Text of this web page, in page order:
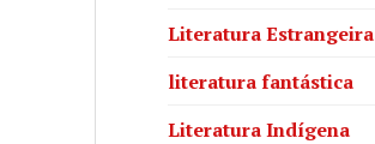
Literatura Estrangeira
literatura fantástica
Literatura Indígena